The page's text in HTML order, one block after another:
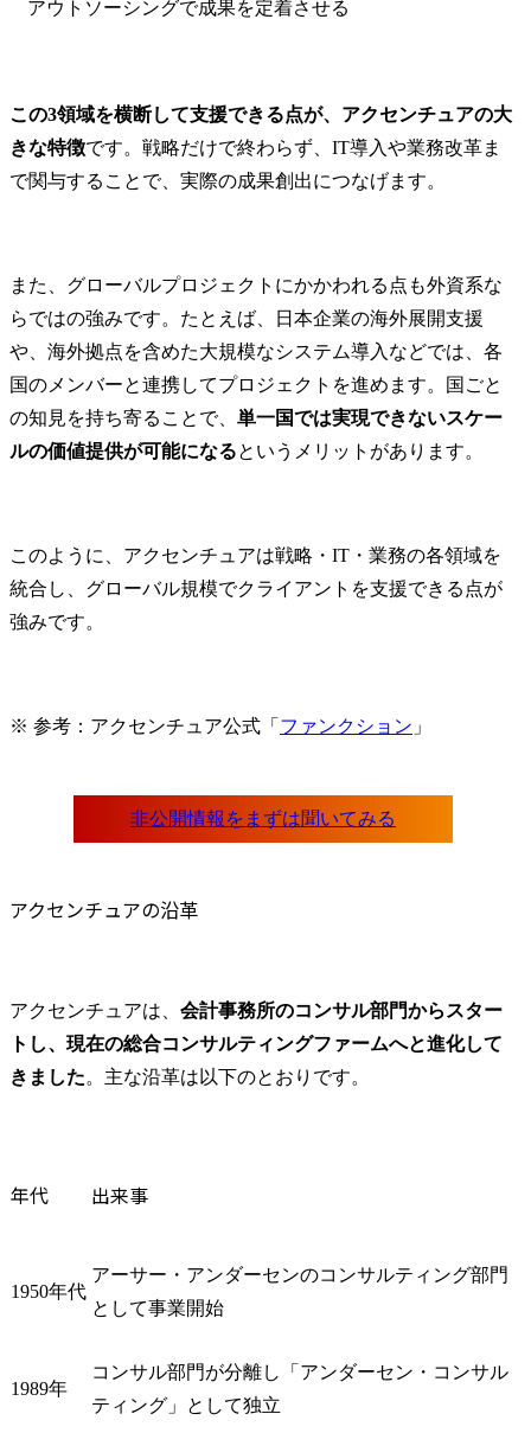
アウトソーシングで成果を定着させる
この3領域を横断して支援できる点が、アクセンチュアの大
きな特徴です。戦略だけで終わらず、IT導入や業務改革ま
で関与することで、実際の成果創出につなげます。
また、グローバルプロジェクトにかかわれる点も外資系な
らではの強みです。たとえば、日本企業の海外展開支援
や、海外拠点を含めた大規模なシステム導入などでは、各
国のメンバーと連携してプロジェクトを進めます。国ごと
の知見を持ち寄ることで、 単一国では実現できないスケー
ルの価値提供が可能になるというメリットがあります。
このように、アクセンチュアは戦略・IT・業務の各領域を
統合し、グローバル規模でクライアントを支援できる点が
強みです。
※ 参考：アクセンチュア公式「 ファンクション 」
アクセンチュアの沿革
アクセンチュアは、 会計事務所のコンサル部門からスター
トし、現在の総合コンサルティングファームへと進化して
きました。主な沿革は以下のとおりです。
年代 出来事
1950年代
アーサー・アンダーセンのコンサルティング部門
として事業開始
1989年
コンサル部門が分離し「アンダーセン・コンサル
ティング」として独立